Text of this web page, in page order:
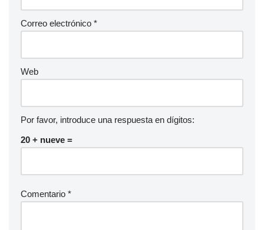
Correo electrónico *
Web
Por favor, introduce una respuesta en dígitos:
20 + nueve =
Comentario *